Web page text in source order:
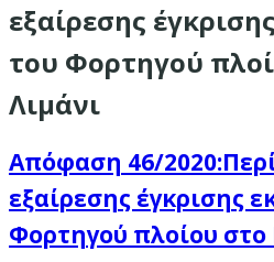
εξαίρεσης
του Φορτηγού
Λιμάνι
Απόφαση 46/
εξαίρεσης έγκρισης
Φορτηγού πλοίου στο